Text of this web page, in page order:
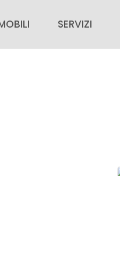
SERVIZI